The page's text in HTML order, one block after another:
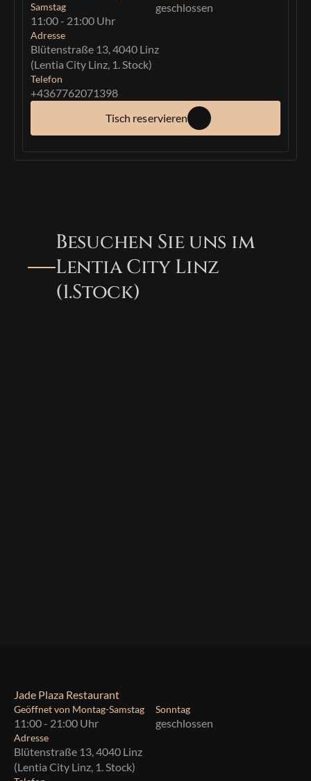
Samstag
11:00 - 21:00 Uhr
geschlossen
Adresse
Blütenstraße 13, 4040 Linz
(Lentia City Linz, 1. Stock)
Telefon
+4367762071398
Tisch reservieren
Besuchen Sie uns im
Lentia City Linz
(1.Stock)
Jade Plaza Restaurant
Geöffnet von Montag-Samstag
11:00 - 21:00 Uhr
Sonntag
geschlossen
Adresse
Blütenstraße 13, 4040 Linz
(Lentia City Linz, 1. Stock)